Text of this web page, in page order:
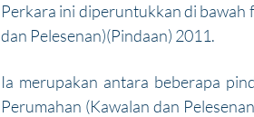
Perkara ini diperuntukkan di bawah
dan Pelesenan)(Pindaan) 2011.
Ia merupakan antara beberapa
Perumahan (Kawalan dan